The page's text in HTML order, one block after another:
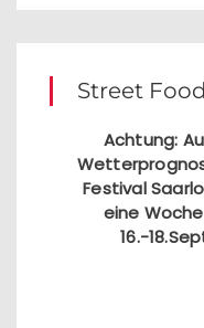
Street
Achtung:
Festival
eine
16.-